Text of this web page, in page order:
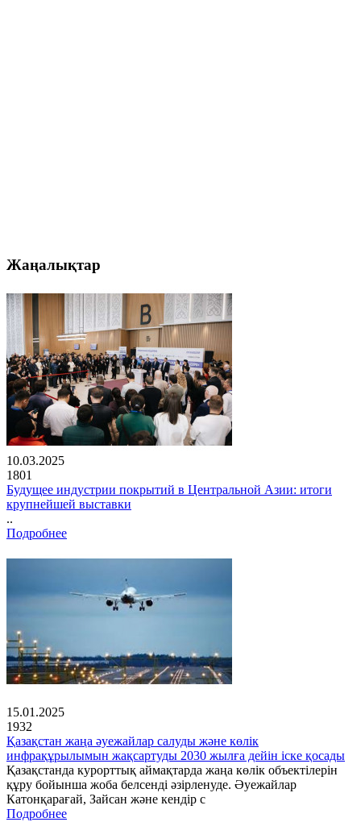
Жаңалықтар
10.03.2025
1801
Будущее индустрии покрытий в Центральной Азии: итоги
крупнейшей выставки
..
Подробнее
15.01.2025
1932
Қазақстан жаңа әуежайлар салуды және көлік
инфрақұрылымын жақсартуды 2030 жылға дейін іске қосады
Қазақстанда курорттық аймақтарда жаңа көлік объектілерін
құру бойынша жоба белсенді әзірленуде. Әуежайлар
Катонқарағай, Зайсан және кендір с
Подробнее